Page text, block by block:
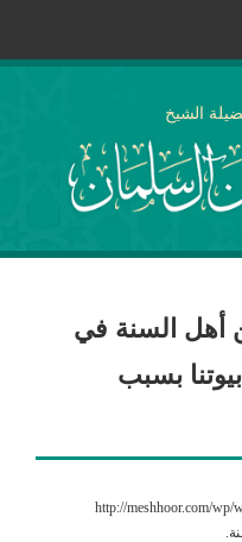
الشيخ
أهل السنة في
بسبب
http://meshhoor.com/